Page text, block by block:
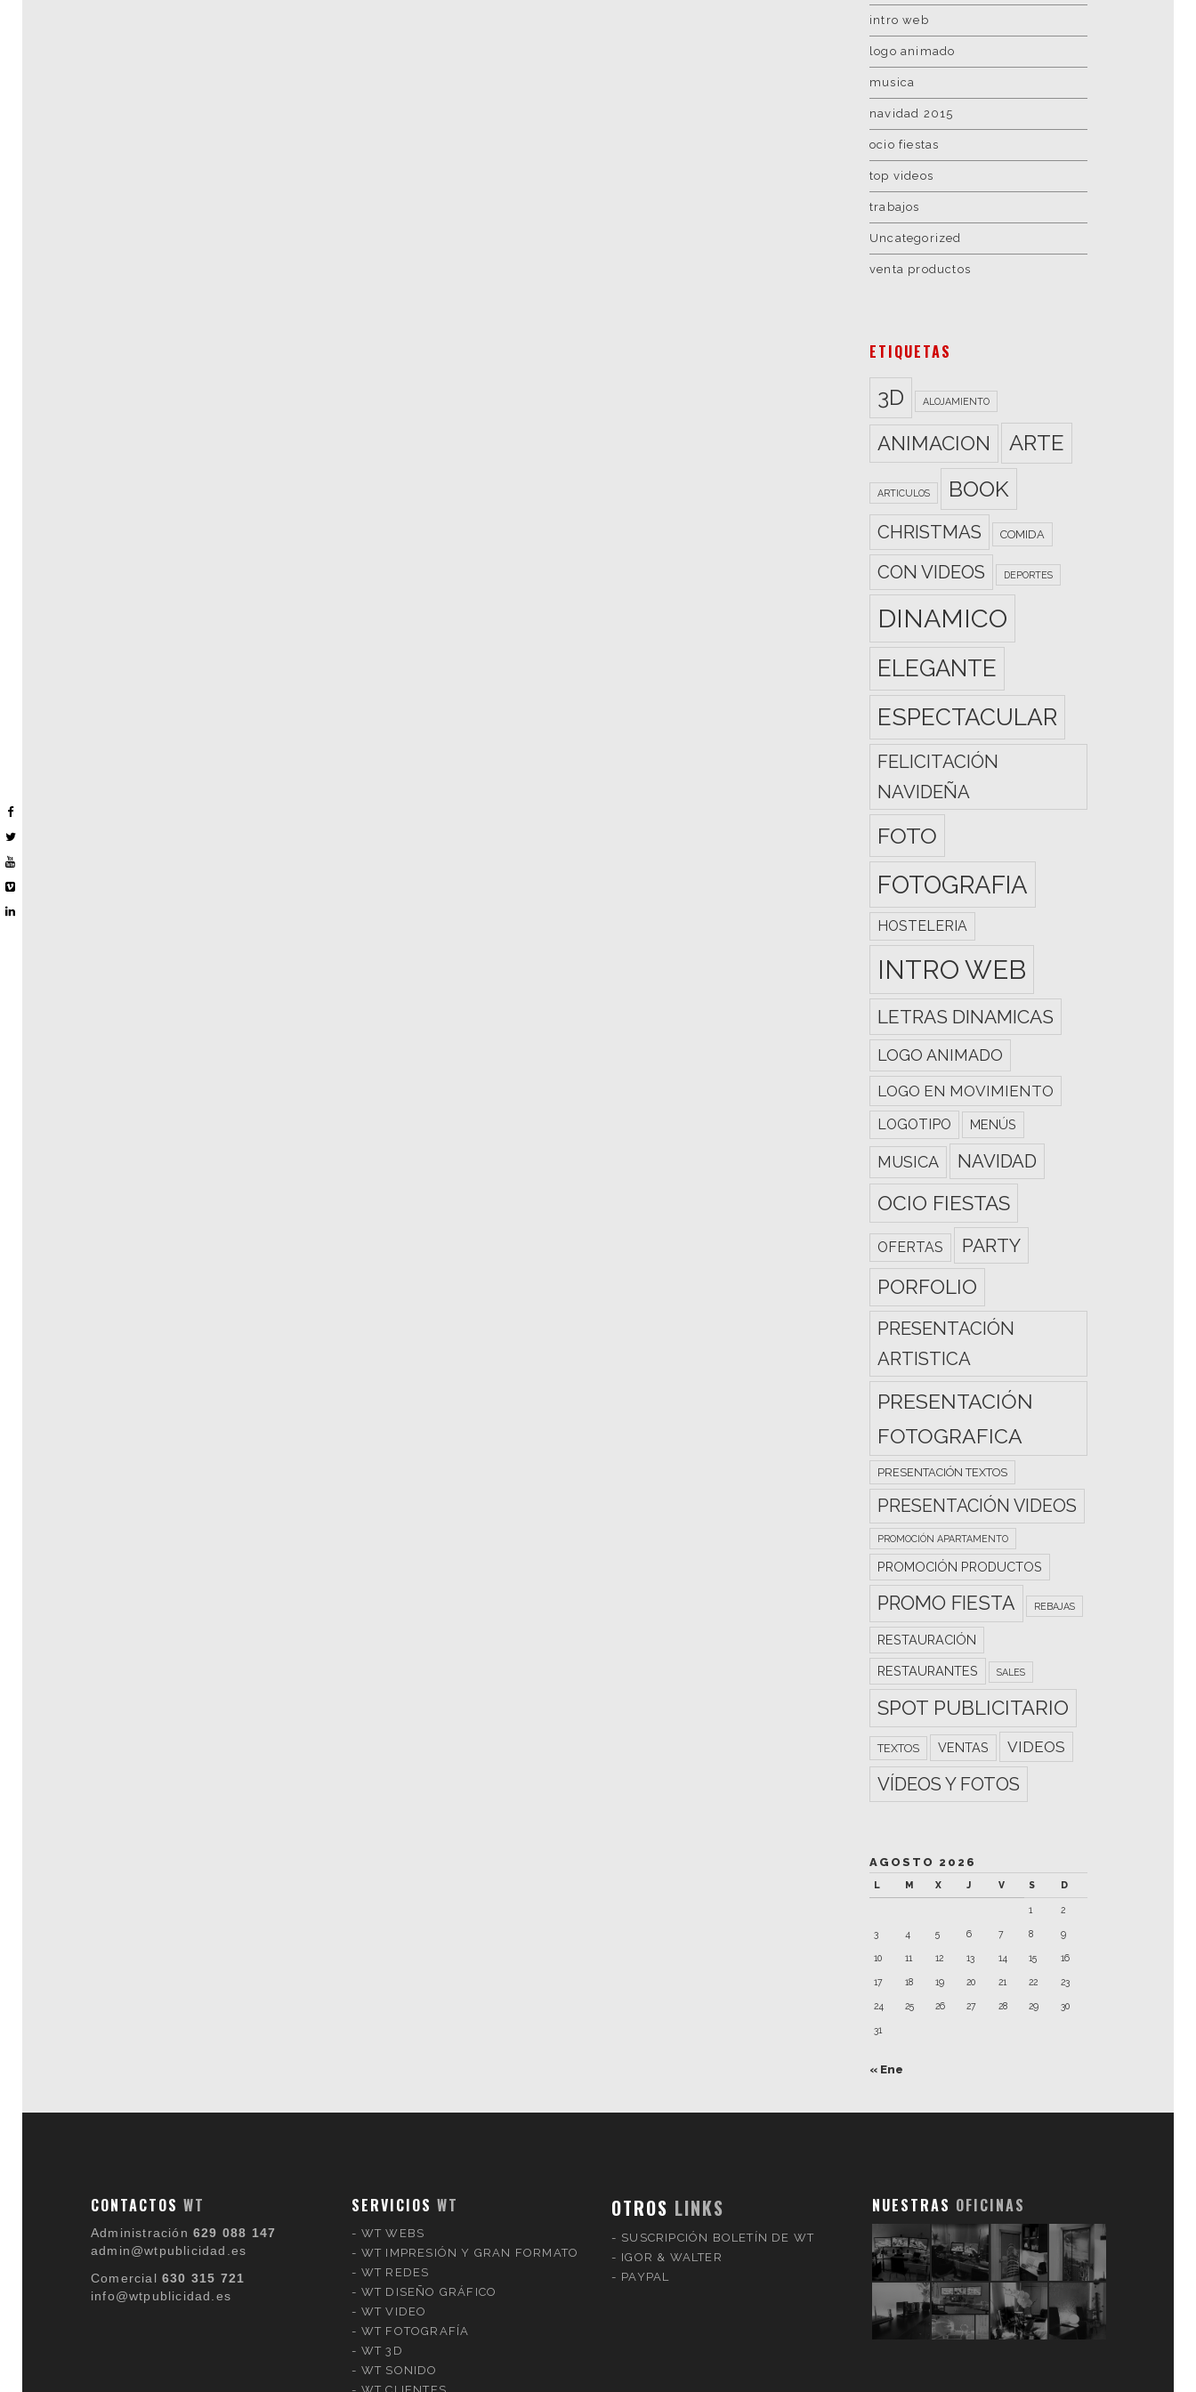
intro web
logo animado
musica
navidad 2015
ocio fiestas
top videos
trabajos
Uncategorized
venta productos
ETIQUETAS
3D ALOJAMIENTO
ANIMACION ARTE
ARTICULOS BOOK
CHRISTMAS COMIDA
CON VIDEOS DEPORTES
DINAMICO
ELEGANTE
ESPECTACULAR
FELICITACIÓN
NAVIDEÑA
FOTO
FOTOGRAFIA
HOSTELERIA
INTRO WEB
LETRAS DINAMICAS
LOGO ANIMADO
LOGO EN MOVIMIENTO
LOGOTIPO MENÚS
MUSICA NAVIDAD
OCIO FIESTAS
OFERTAS PARTY
PORFOLIO
PRESENTACIÓN
ARTISTICA
PRESENTACIÓN
FOTOGRAFICA
PRESENTACIÓN TEXTOS
PRESENTACIÓN VIDEOS
PROMOCIÓN APARTAMENTO
PROMOCIÓN PRODUCTOS
PROMO FIESTA REBAJAS
RESTAURACIÓN
RESTAURANTES SALES
SPOT PUBLICITARIO
TEXTOS VENTAS VIDEOS
VÍDEOS Y FOTOS
AGOSTO 2026
L M X J V S D
1 2
3 4 5 6 7 8 9
10 11 12 13 14 15 16
17 18 19 20 21 22 23
24 25 26 27 28 29 30
31
« Ene
CONTACTOS WT
Administración 629 088 147
admin@wtpublicidad.es
Comercial 630 315 721
info@wtpublicidad.es
SERVICIOS WT
WT WEBS
WT IMPRESIÓN Y GRAN FORMATO
WT REDES
WT DISEÑO GRÁFICO
WT VIDEO
WT FOTOGRAFÍA
WT 3D
WT SONIDO
OTROS LINKS
SUSCRIPCIÓN BOLETÍN DE WT
IGOR & WALTER
PAYPAL
NUESTRAS OFICINAS